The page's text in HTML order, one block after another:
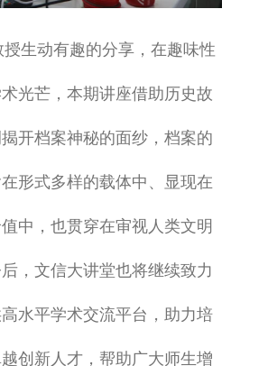
授生动有趣的分享，在趣味性
光芒，本期讲座借助历史故
开档案神秘的面纱，档案的
形式多样的载体中、显现在
中，也贯穿在审视人类文明
，文信大讲堂也将继续致力
水平学术交流平台，助力培
创新人才，帮助广大师生增